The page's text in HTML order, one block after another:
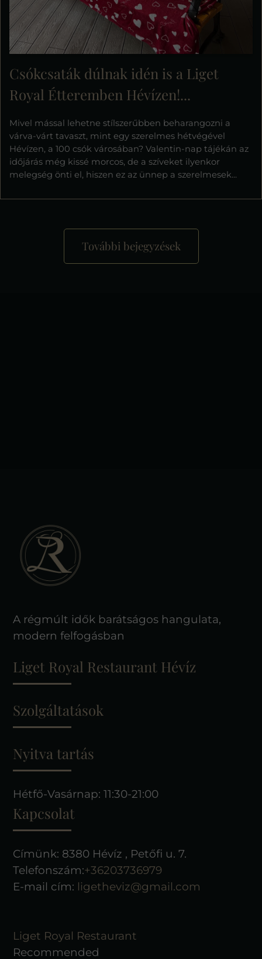
Csókcsaták dúlnak idén is a Liget
Royal Étteremben Hévízen!...
Mivel mással lehetne stílszerűbben beharangozni a
várva-várt tavaszt, mint egy szerelmes hétvégével
Hévízen, a 100 csók városában? Valentin-nap tájékán az
időjárás még kissé morcos, de a szíveket ilyenkor
melegség önti el, hiszen ez az ünnep a szerelmesek...
További bejegyzések
A régmúlt idők barátságos hangulata,
modern felfogásban
Liget Royal Restaurant Hévíz
Szolgáltatások
Nyitva tartás
Hétfő-Vasárnap: 11:30-21:00
Kapcsolat
Címünk: 8380 Hévíz , Petőfi u. 7.
Telefonszám:+36203736979
E-mail cím: ligetheviz@gmail.com
Liget Royal Restaurant
Recommended